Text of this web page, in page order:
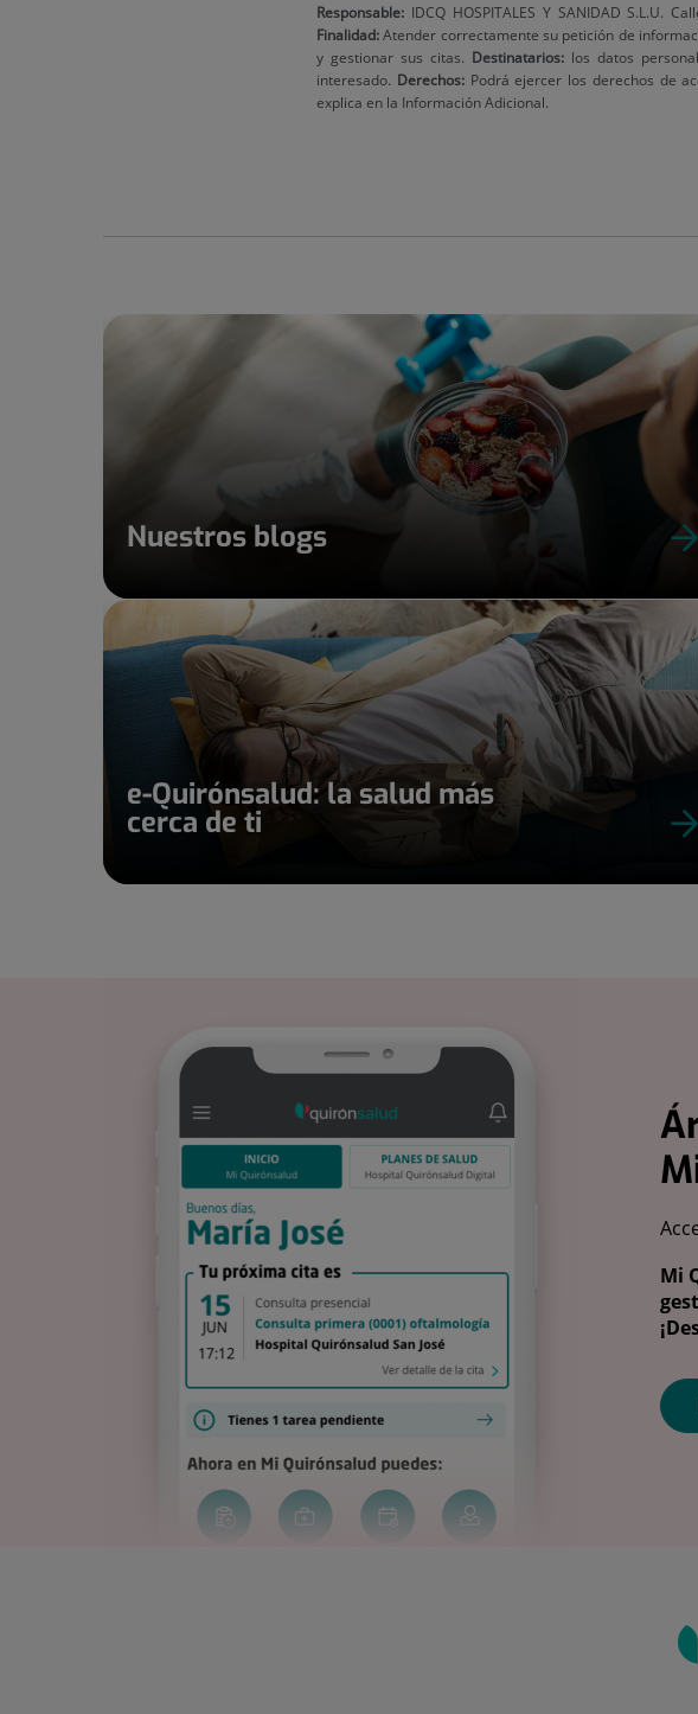
Responsable: IDCQ HOSPITALES Y SANIDAD S.L.U.
Finalidad:Atender correctamente su petición de
y gestionar sus citas. Destinatarios: los datos
interesado. Derechos:Podrá ejercer los derechos de
explica en la Información Adicional.
Nuestros blogs
e-Quirónsalud: la salud más
cerca de ti
Mi